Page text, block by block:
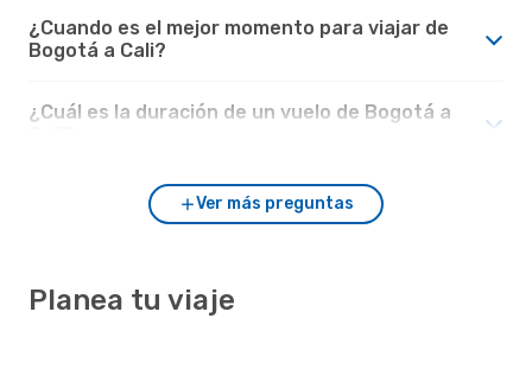
¿Cuando es el mejor momento para viajar de
Bogotá a Cali?
¿Cuál es la duración de un vuelo de Bogotá a
Ver más preguntas
Planea tu viaje